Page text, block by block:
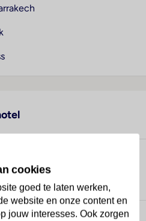
· Marrakech
cookies
goed te laten werken,
website en onze content en
jouw interesses. Ook zorgen